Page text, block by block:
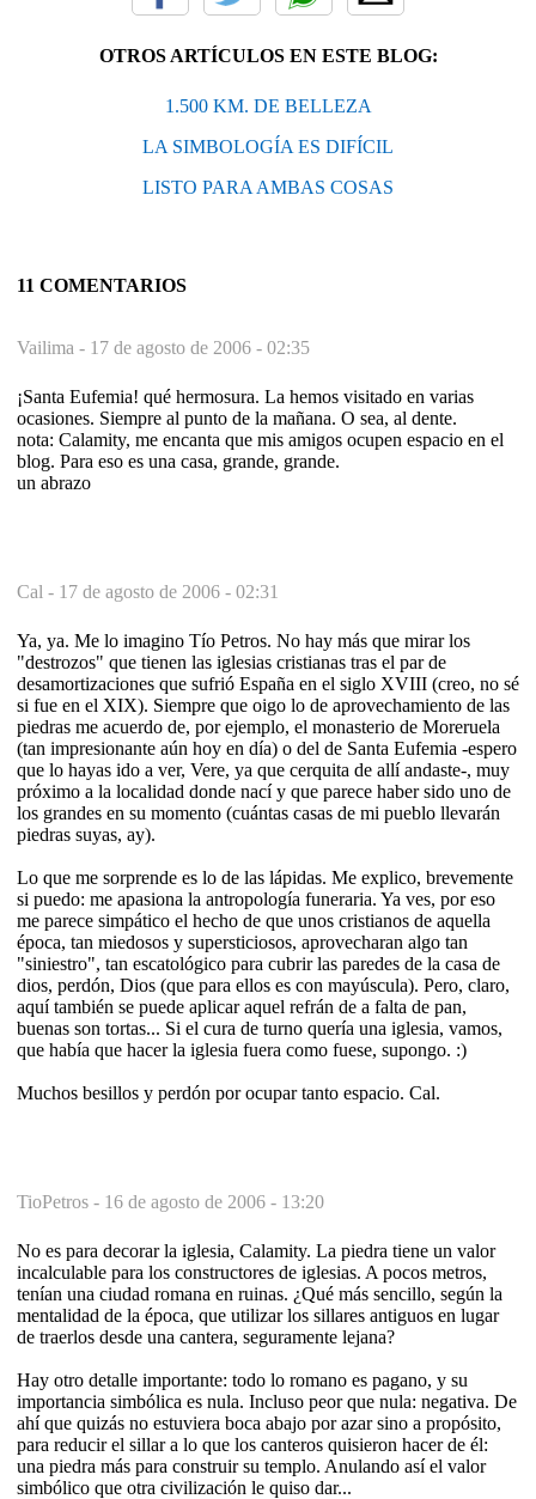
OTROS ARTÍCULOS EN ESTE BLOG:
1.500 KM. DE BELLEZA
LA SIMBOLOGÍA ES DIFÍCIL
LISTO PARA AMBAS COSAS
11 COMENTARIOS
Vailima - 17 de agosto de 2006 - 02:35
¡Santa Eufemia! qué hermosura. La hemos visitado en varias
ocasiones. Siempre al punto de la mañana. O sea, al dente.
nota: Calamity, me encanta que mis amigos ocupen espacio en el
blog. Para eso es una casa, grande, grande.
un abrazo
Cal - 17 de agosto de 2006 - 02:31
Ya, ya. Me lo imagino Tío Petros. No hay más que mirar los
"destrozos" que tienen las iglesias cristianas tras el par de
desamortizaciones que sufrió España en el siglo XVIII (creo, no sé
si fue en el XIX). Siempre que oigo lo de aprovechamiento de las
piedras me acuerdo de, por ejemplo, el monasterio de Moreruela
(tan impresionante aún hoy en día) o del de Santa Eufemia -espero
que lo hayas ido a ver, Vere, ya que cerquita de allí andaste-, muy
próximo a la localidad donde nací y que parece haber sido uno de
los grandes en su momento (cuántas casas de mi pueblo llevarán
piedras suyas, ay).
Lo que me sorprende es lo de las lápidas. Me explico, brevemente
si puedo: me apasiona la antropología funeraria. Ya ves, por eso
me parece simpático el hecho de que unos cristianos de aquella
época, tan miedosos y supersticiosos, aprovecharan algo tan
"siniestro", tan escatológico para cubrir las paredes de la casa de
dios, perdón, Dios (que para ellos es con mayúscula). Pero, claro,
aquí también se puede aplicar aquel refrán de a falta de pan,
buenas son tortas... Si el cura de turno quería una iglesia, vamos,
que había que hacer la iglesia fuera como fuese, supongo. :)
Muchos besillos y perdón por ocupar tanto espacio. Cal.
TioPetros - 16 de agosto de 2006 - 13:20
No es para decorar la iglesia, Calamity. La piedra tiene un valor
incalculable para los constructores de iglesias. A pocos metros,
tenían una ciudad romana en ruinas. ¿Qué más sencillo, según la
mentalidad de la época, que utilizar los sillares antiguos en lugar
de traerlos desde una cantera, seguramente lejana?
Hay otro detalle importante: todo lo romano es pagano, y su
importancia simbólica es nula. Incluso peor que nula: negativa. De
ahí que quizás no estuviera boca abajo por azar sino a propósito,
para reducir el sillar a lo que los canteros quisieron hacer de él:
una piedra más para construir su templo. Anulando así el valor
simbólico que otra civilización le quiso dar...